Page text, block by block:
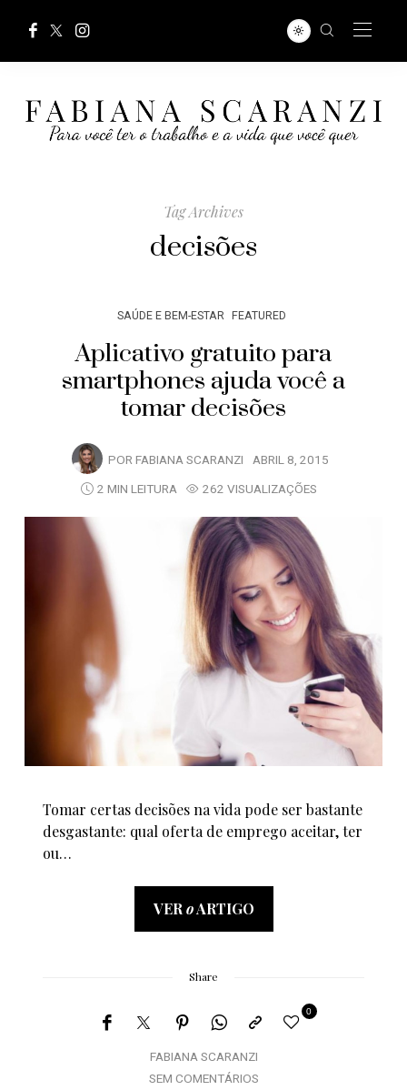
Tag Archives
decisões
SAÚDE E BEM-ESTAR FEATURED
Aplicativo gratuito para
smartphones ajuda você a
tomar decisões
POR FABIANA SCARANZI ABRIL 8, 2015
2 MIN LEITURA
262 VISUALIZAÇÕES
Tomar certas decisões na vida pode ser bastante
desgastante: qual oferta de emprego aceitar, ter
ou…
VERoARTIGO
Share
FABIANA SCARANZI
0
SEM COMENTÁRIOS